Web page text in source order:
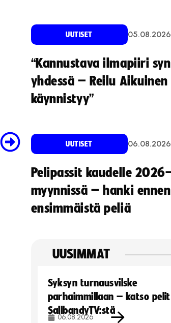
UUTISET 05.08.2026
“Kannustava ilmapiiri
yhdessä – Reilu
käynnistyy”
UUTISET 06.08.2026
Pelipassit kaudelle
myynnissä – hanki ennen
ensimmäistä peliä
UUSIMMAT
Syksyn turnausvilske
parhaimmillaan – katso pelit
SalibandyTV:stä
06.08.2026